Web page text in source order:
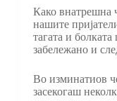
Како внатрешна
нашите
тагата и
забележано и
Во изминатиов
засекогаш